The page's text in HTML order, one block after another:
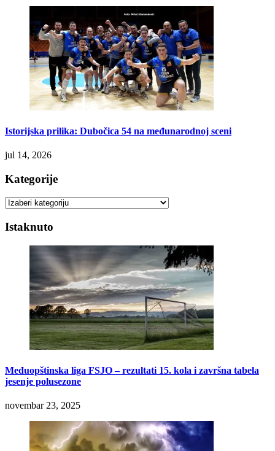
Istorijska prilika: Dubočica 54 na međunarodnoj sceni
jul 14, 2026
Kategorije
Kategorije
Istaknuto
Međuopštinska liga FSJO – rezultati 15. kola i završna tabela
jesenje polusezone
novembar 23, 2025